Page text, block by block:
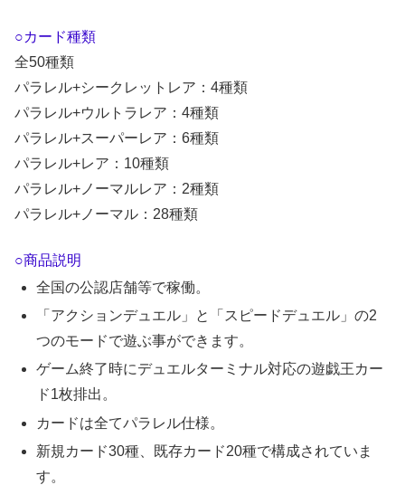
○カード種類
全50種類
パラレル+シークレットレア：4種類
パラレル+ウルトラレア：4種類
パラレル+スーパーレア：6種類
パラレル+レア：10種類
パラレル+ノーマルレア：2種類
パラレル+ノーマル：28種類
○商品説明
全国の公認店舗等で稼働。
「アクションデュエル」と「スピードデュエル」の2
つのモードで遊ぶ事ができます。
ゲーム終了時にデュエルターミナル対応の遊戯王カー
ド1枚排出。
カードは全てパラレル仕様。
新規カード30種、既存カード20種で構成されていま
す。